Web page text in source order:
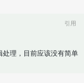
引用
理，目前应该没有简单